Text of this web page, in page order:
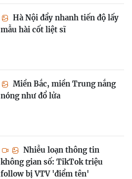
Hà Nội đẩy nhanh tiến độ lấy
mẫu hài cốt liệt sĩ
Miền Bắc, miền Trung nắng
nóng như đổ lửa
Nhiễu loạn thông tin
không gian số: TikTok triệu
follow bị VTV 'điểm tên'